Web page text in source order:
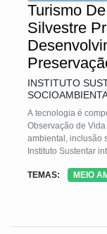
Turismo
Silvestre
INSTITUTO
A tecnologia é
Observação de
ambiental, inclusão
Instituto Sustentar
desenvolvimento
Cooperação que
TEMAS: MEIO